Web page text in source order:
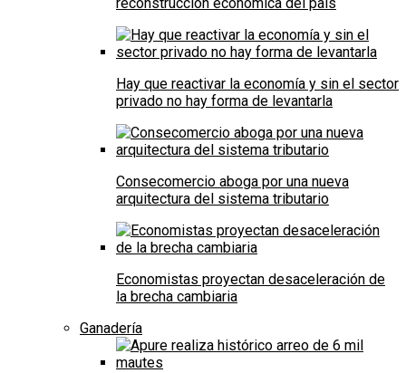
Hay que reactivar la economía y sin el sector
privado no hay forma de levantarla
Consecomercio aboga por una nueva
arquitectura del sistema tributario
Economistas proyectan desaceleración de
la brecha cambiaria
Ganadería